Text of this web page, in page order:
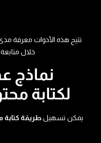
تتيح هذه الأدوات معرفة
خلال متابعة
نماذج
لكتابة
يمكن تسهيل طريقة